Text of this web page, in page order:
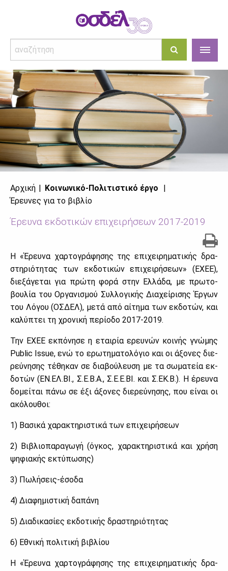
Αρχική
Κοινωνικό-Πολιτιστικό έργο
Έρευνες για το βιβλίο
Έρευνα εκδοτικών επιχειρήσεων 2017-2019
Η «Έρευ­να χαρ­το­γρά­φη­σης της επι­χει­ρη­μα­τι­κής δρα­
στη­ριό­τη­τας των εκ­δο­τι­κών επι­χει­ρή­σε­ων» (ΕΧΕΕ),
διε­ξά­γε­ται για πρώ­τη φο­ρά στην Ελ­λά­δα, με πρω­το­
βου­λία του Ορ­γα­νι­σμού Συλ­λο­γι­κής Δια­χεί­ρι­σης Έρ­γων
του Λό­γου (ΟΣ­ΔΕΛ), με­τά από αί­τη­μα των εκ­δο­τών, και
κα­λύ­πτει τη χρο­νι­κή πε­ρί­ο­δο 2017-2019.
Την ΕΧΕΕ εκ­πό­νη­σε η εται­ρία ερευ­νών κοι­νής γνώ­μης
Public Issue, ενώ το ερω­τη­μα­το­λό­γιο και οι άξο­νες διε­
ρεύ­νη­σης τέ­θη­καν σε δια­βού­λευ­ση με τα σω­μα­τεία εκ­
δο­τών (ΕΝ.ΕΛ.ΒΙ., Σ.Ε.Β.Α., Σ.Ε.Ε.ΒΙ. και Σ.ΕΚ.Β.). Η έρευ­να
δο­μεί­ται πά­νω σε έξι άξο­νες διε­ρεύ­νη­σης, που εί­ναι οι
ακό­λου­θοι:
1) Βα­σι­κά χα­ρα­κτη­ρι­στι­κά των επι­χει­ρή­σε­ων
2) Βι­βλιο­πα­ρα­γω­γή (όγκος, χα­ρα­κτη­ρι­στι­κά και χρή­ση
ψη­φια­κής εκτύ­πω­σης)
3) Πω­λή­σεις-έσο­δα
4) Δια­φη­μι­στι­κή δα­πά­νη
5) Δια­δι­κα­σί­ες εκ­δο­τι­κής δρα­στη­ριό­τη­τας
6) Εθνι­κή πο­λι­τι­κή βι­βλί­ου
Η «Έρευ­να χαρ­το­γρά­φη­σης της επι­χει­ρη­μα­τι­κής δρα­